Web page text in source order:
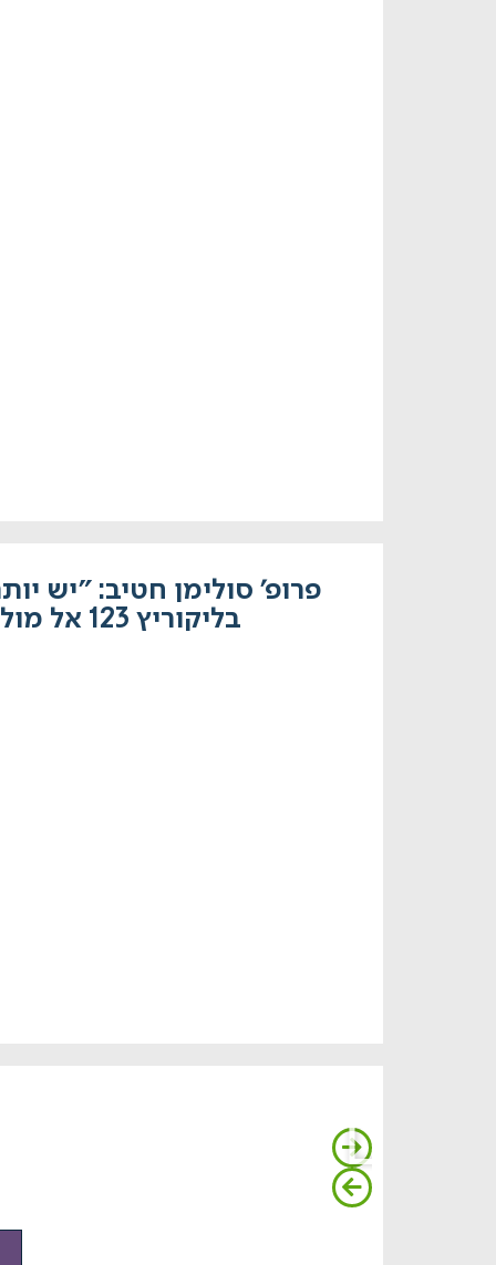
פרופ' סולימן חטיב: "יש
בליקוריץ 123 אל מול אחרים".